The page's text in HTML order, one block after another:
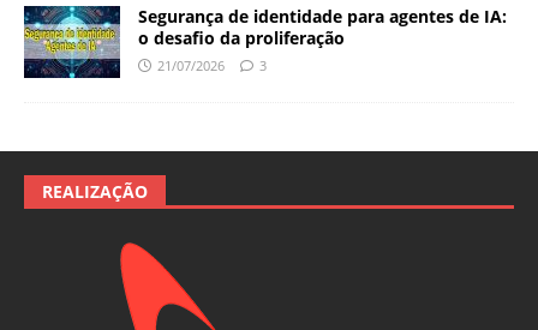
Segurança de identidade para agentes de IA:
o desafio da proliferação
21/07/2026 3
REALIZAÇÃO